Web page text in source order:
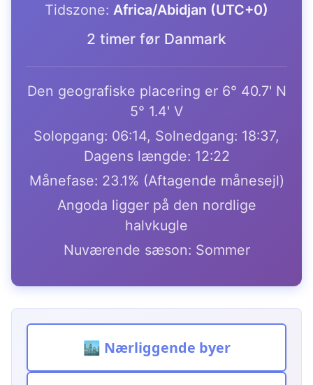
Tidszone: Africa/Abidjan (UTC+0)
2 timer før Danmark
Den geografiske placering er 6° 40.7' N
5° 1.4' V
Solopgang: 06:14, Solnedgang: 18:37,
Dagens længde: 12:22
Månefase: 23.1% (Aftagende månesejl)
Angoda ligger på den nordlige
halvkugle
Nuværende sæson: Sommer
🏙️ Nærliggende byer